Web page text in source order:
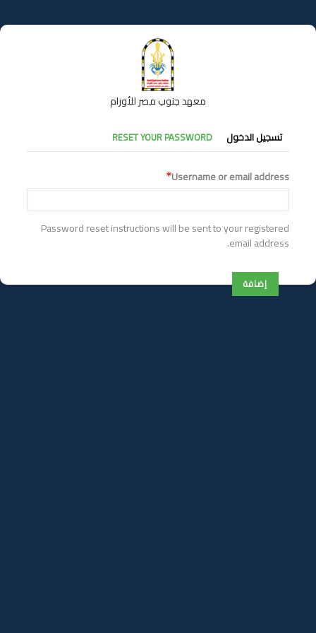
إلى
المحتوى
معهد جنوب مصر للأورام
التبويبات
الأساسية
تسجيل الدخول RESET YOUR PASSWORD
Username or email address
Password reset instructions will be sent to your registered
email address.